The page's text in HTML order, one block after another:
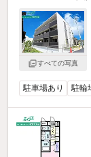
すべての写真
駐車場あり
駐輪